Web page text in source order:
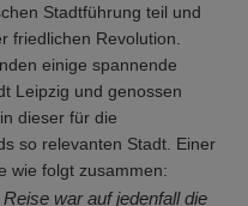
Stadtführung teil und
friedlichen Revolution.
einige spannende
Leipzig und genossen
dieser für die
so relevanten Stadt. Einer
wie folgt zusammen:
war auf jedenfall die